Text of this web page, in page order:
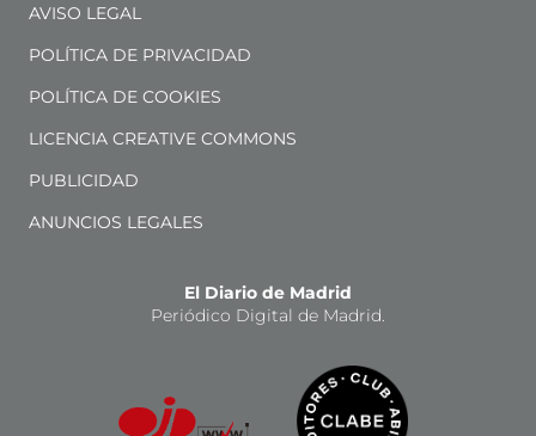
AVISO LEGAL
POLÍTICA DE PRIVACIDAD
POLÍTICA DE COOKIES
LICENCIA CREATIVE COMMONS
PUBLICIDAD
ANUNCIOS LEGALES
El Diario de Madrid
Periódico Digital de Madrid.